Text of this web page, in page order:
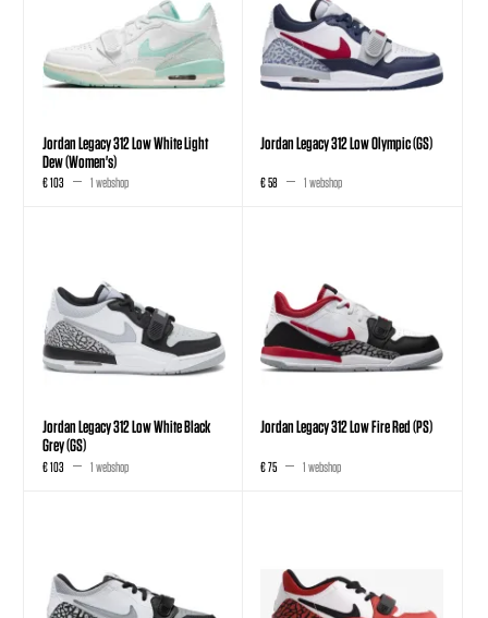
Jordan Legacy 312 Low White Light
Dew (Women's)
€ 103 1 webshop
Jordan Legacy 312 Low Olympic (GS)
€ 58 1 webshop
Jordan Legacy 312 Low White Black
Grey (GS)
€ 103 1 webshop
Jordan Legacy 312 Low Fire Red (PS)
€ 75 1 webshop